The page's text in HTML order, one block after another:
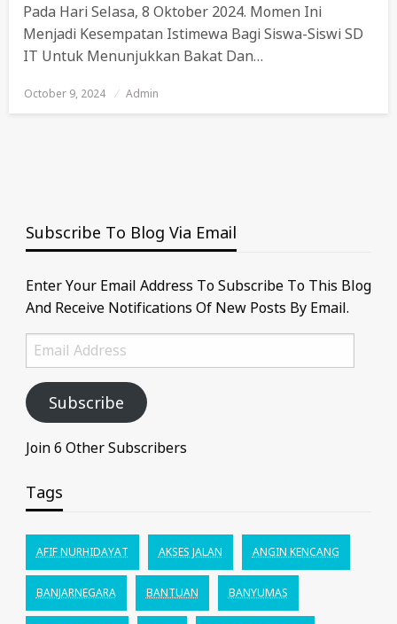
Pada Hari Selasa, 8 Oktober 2024. Momen Ini
Menjadi Kesempatan Istimewa Bagi Siswa-Siswi SD
IT Untuk Menunjukkan Bakat Dan…
Posted
October 9, 2024 Admin
Subscribe To Blog Via Email
Enter Your Email Address To Subscribe To This Blog
And Receive Notifications Of New Posts By Email.
Email
Address
Subscribe
Join 6 Other Subscribers
Tags
AFIF NURHIDAYAT AKSES JALAN ANGIN KENCANG
BANJARNEGARA BANTUAN BANYUMAS